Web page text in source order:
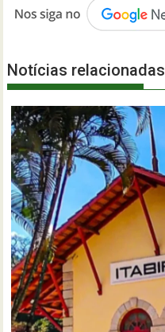
Notícias relacionadas